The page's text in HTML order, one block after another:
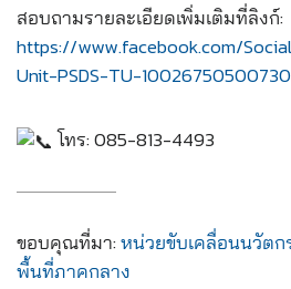
สอบถามรายละเอียดเพิ่มเติมที่ลิงก์:
https://www.facebook.com/
Unit-PSDS-TU-
โทร: 085-813-4493
ขอบคุณที่มา:หน่วยขับเคลื่อนนวัต
พื้นที่ภาคกลาง